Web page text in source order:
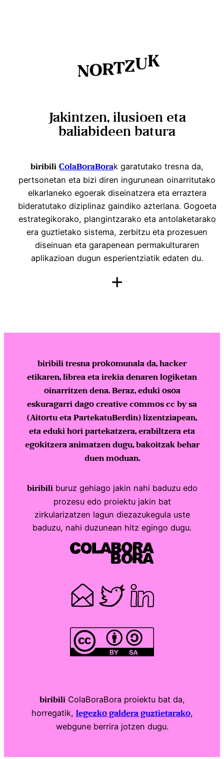
NORTZUK
Jakintzen, ilusioen eta
baliabideen batura
biribili ColaBoraBorak garatutako tresna da,
pertsonetan eta bizi diren ingurunean oinarritutako
elkarlaneko egoerak diseinatzera eta erraztera
bideratutako diziplinaz gaindiko azterlana. Gogoeta
estrategikorako, plangintzarako eta antolaketarako
era guztietako sistema, zerbitzu eta prozesuen
diseinuan eta garapenean permakulturaren
aplikazioan dugun esperientziatik edaten du.
+
biribili tresna prokomunala da, hacker
etikaren, librea eta irekia denaren logiketan
oinarritzen dena. Beraz, eduki osoa
eskuragarri dago creative commos cc by sa
(Aitortu eta PartekatuBerdin) lizentziapean,
eta eduki hori partekatzera, erabiltzera eta
egokitzera animatzen dugu, bakoitzak behar
duen moduan.
biribili buruz gehiago jakin nahi baduzu edo
prozesu edo proiektu jakin bat
zirkularizatzen lagun diezazukegula uste
baduzu, nahi duzunean hitz egingo dugu.
biribiliColaBoraBora proiektu bat da,
horregatik, legezko galdera guztietarako,
webgune berrira jotzen dugu.